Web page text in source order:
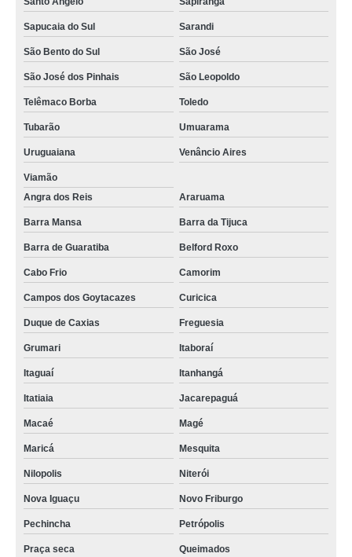
Sapucaia do Sul Sarandi
São Bento do Sul São José
São José dos Pinhais São Leopoldo
Telêmaco Borba Toledo
Tubarão Umuarama
Uruguaiana Venâncio Aires
Viamão
Angra dos Reis
Araruama
Barra Mansa Barra da Tijuca
Barra de Guaratiba Belford Roxo
Cabo Frio Camorim
Campos dos Goytacazes Curicica
Duque de Caxias Freguesia
Grumari Itaboraí
Itaguaí Itanhangá
Itatiaia Jacarepaguá
Macaé Magé
Maricá Mesquita
Nilopolis Niterói
Nova Iguaçu Novo Friburgo
Pechincha Petrópolis
Praça seca Queimados